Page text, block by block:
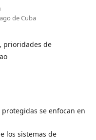
de Cuba
prioridades de
se enfocan en
los sistemas de